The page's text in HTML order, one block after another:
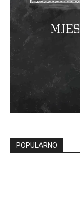
POPULARNO